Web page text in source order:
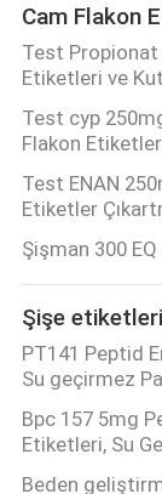
FABRIKA
TURU
KALITE
KONTROL
BIZIMLE
ILETIŞIME
GEÇIN
Cam Flakon
Test Propionat
Etiketleri ve
Test cyp
Flakon
Test ENAN
Etiketler
Şişman 300
Şişe etiketleri
PT141 Peptid
Su geçirmez
Bpc 157 5mg
Etiketleri, Su
Beden